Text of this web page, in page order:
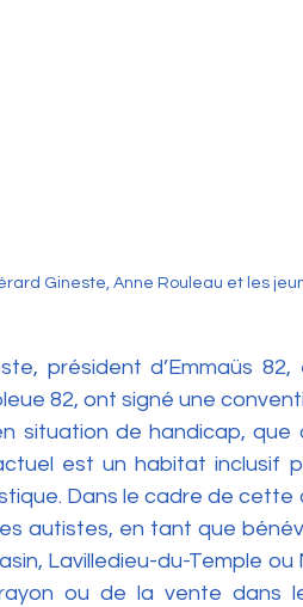
Gineste, Anne Rouleau et les
président d’Emmaüs
82, ont signé une
situation de handicap, que
est un habitat inclusif
Dans le cadre de cette
autistes, en tant que
Lavilledieu-du-Temple
ou de la vente dans